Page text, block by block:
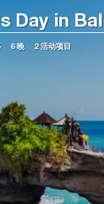
Day in
6 晚 2 活动项目